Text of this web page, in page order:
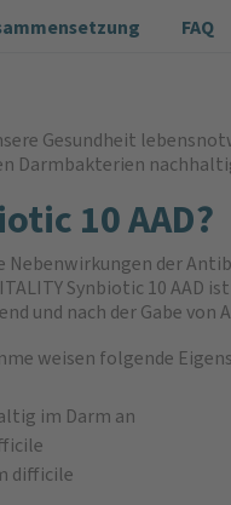
FAQ
Gesundheit
Darmbakterien
10 AAD?
Nebenwirkungen der
Synbiotic 10
und nach der Gabe von
weisen folgende
im Darm an
difficile